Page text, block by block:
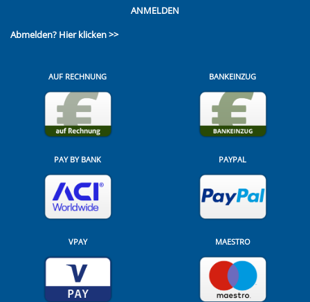
ANMELDEN
Abmelden? Hier klicken >>
AUF RECHNUNG BANKEINZUG
PAY BY BANK PAYPAL
VPAY MAESTRO